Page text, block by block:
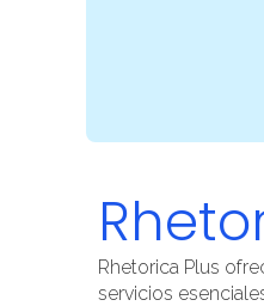
Rhetorica Plus
servicios